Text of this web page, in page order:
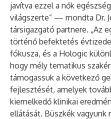
javítva ezzel a nők
világszerte” — mondta Dr.
társigazgató partnere. „Az
történő befektetés
fókusza, és a Hologic
hogy mély tematikus
támogassuk a következő
fejlesztését, amelyek
kiemelkedő klinikai
ellátását. Büszkék vagyunk